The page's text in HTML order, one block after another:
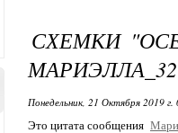
СХЕМКИ
МАРИЭЛЛА_32
Понедельник, 21 Октября 2019
Это цитата сообщения